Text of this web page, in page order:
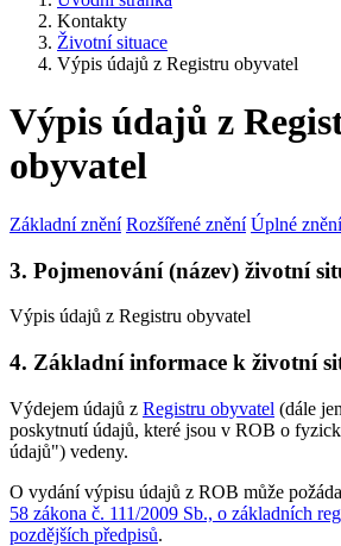
Kontakty
Životní situace
Výpis údajů z Registru obyvatel
Výpis údajů z
obyvatel
Základní znění Rozšířené znění Úplné znění
3. Pojmenování (název) životní
Výpis údajů z Registru obyvatel
4. Základní informace k životní
Výdejem údajů z Registru obyvatel (dále
poskytnutí údajů, které jsou v ROB o
údajů") vedeny.
O vydání výpisu údajů z ROB může
58 zákona č. 111/2009 Sb., o základních
pozdějších předpisů.